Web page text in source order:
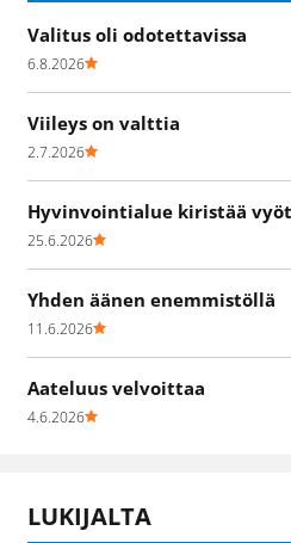
Valitus oli odotettavissa
6.8.2026
Viileys on valttia
2.7.2026
Hyvinvointialue kiristää
25.6.2026
Yhden äänen enemmistöllä
11.6.2026
Aateluus velvoittaa
4.6.2026
LUKIJALTA